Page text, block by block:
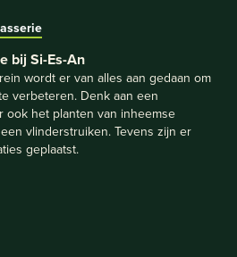
bij Si-Es-An
wordt er van alles aan gedaan om
verbeteren. Denk aan een
ook het planten van inheemse
vlinderstruiken. Tevens zijn er
geplaatst.